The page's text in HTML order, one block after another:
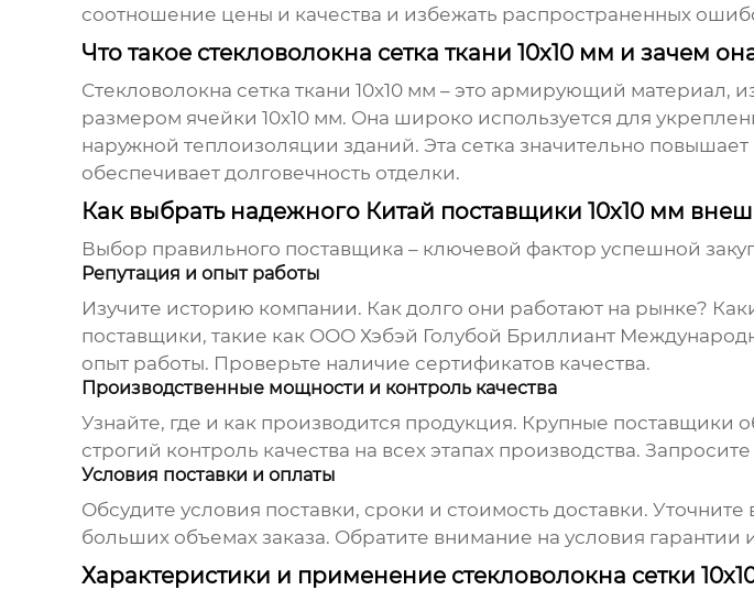
соотношение цены и качества и избежать распространенных
Что такое стекловолокна сетка ткани 10x10 мм и зачем
Стекловолокна сетка ткани 10x10 мм – это армирующий материал,
размером ячейки 10х10 мм. Она широко используется для
наружной теплоизоляции зданий. Эта сетка значительно
обеспечивает долговечность отделки.
Как выбрать надежного Китай поставщики 10x10 мм
Выбор правильного поставщика – ключевой фактор успешной
Репутация и опыт работы
Изучите историю компании. Как долго они работают на рынке?
поставщики, такие как ООО Хэбэй Голубой Бриллиант
опыт работы. Проверьте наличие сертификатов качества.
Производственные мощности и контроль качества
Узнайте, где и как производится продукция. Крупные
строгий контроль качества на всех этапах производства.
Условия поставки и оплаты
Обсудите условия поставки, сроки и стоимость доставки.
больших объемах заказа. Обратите внимание на условия гарантии
Характеристики и применение стекловолокна сетки